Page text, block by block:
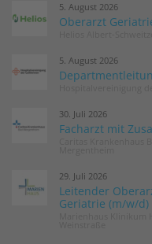
5. August 2026
Oberarzt
5. August 2026
30. Juli 2026
Facharzt mit
29. Juli 2026
Leitender
Geriatrie (m/w/d)